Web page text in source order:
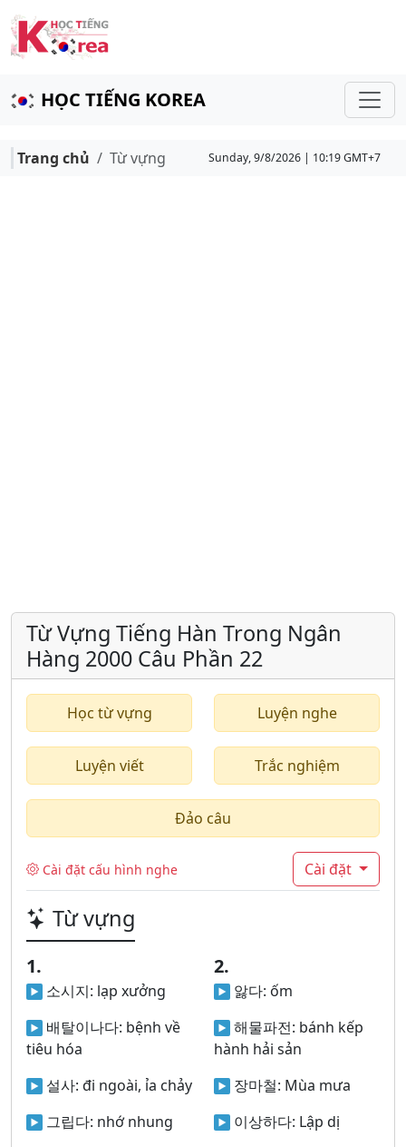
HỌC TIẾNG KOREA
Trang chủ Từ vựng Sunday, 9/8/2026 | 10:19 GMT+7
Từ Vựng Tiếng Hàn Trong Ngân
Hàng 2000 Câu Phần 22
Học từ vựng Luyện nghe
Luyện viết Trắc nghiệm
Đảo câu
Cài đặt cấu hình nghe Cài đặt
Từ vựng
1.
소시지: lạp xưởng
배탈이나다: bệnh về
tiêu hóa
설사: đi ngoài, ỉa chảy
그립다: nhớ nhung
2.
앓다: ốm
해물파전: bánh kếp
hành hải sản
장마철: Mùa mưa
이상하다: Lập dị